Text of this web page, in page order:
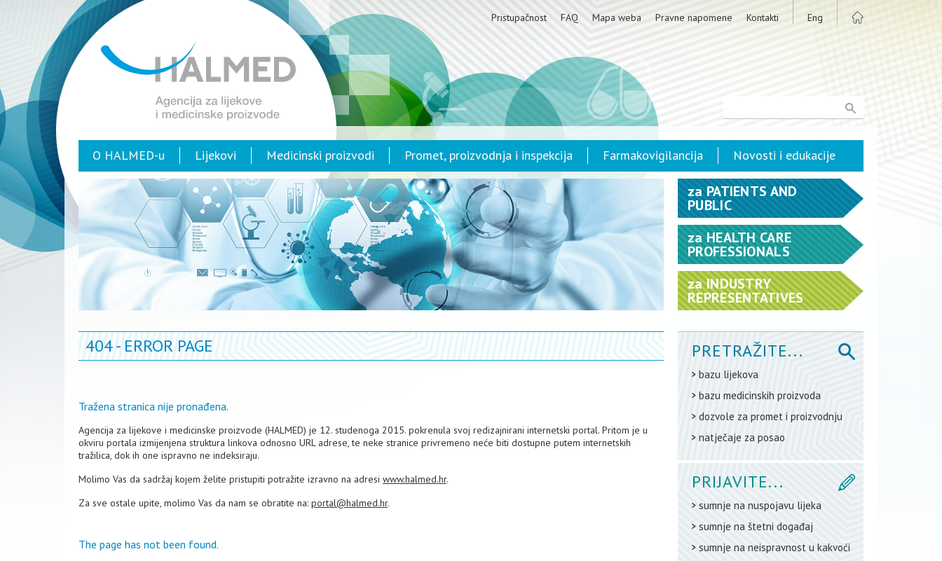
Pristupačnost FAQ Mapa weba Pravne napomene Kontakti Eng
O HALMED-u Lijekovi Medicinski proizvodi Promet, proizvodnja i inspekcija Farmakovigilancija Novosti i edukacije
404 - ERROR PAGE
Tražena stranica nije pronađena.
Agencija za lijekove i medicinske proizvode (HALMED) je 12. studenoga 2015. pokrenula svoj redizajnirani internetski portal. Pritom je u
okviru portala izmijenjena struktura linkova odnosno URL adrese, te neke stranice privremeno neće biti dostupne putem internetskih
tražilica, dok ih one ispravno ne indeksiraju.
Molimo Vas da sadržaj kojem želite pristupiti potražite izravno na adresi www.halmed.hr.
Za sve ostale upite, molimo Vas da nam se obratite na: portal@halmed.hr.
The page has not been found.
za PATIENTS AND
PUBLIC
za HEALTH CARE
PROFESSIONALS
zaINDUSTRY
REPRESENTATIVES
PRETRAŽITE...
bazu lijekova
bazu medicinskih proizvoda
dozvole za promet i proizvodnju
natječaje za posao
PRIJAVITE...
sumnje na nuspojavu lijeka
sumnje na štetni događaj
sumnje na neispravnost u kakvoći